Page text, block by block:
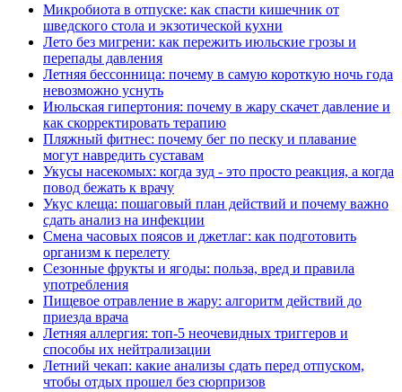
Микробиота в отпуске: как спасти кишечник от
шведского стола и экзотической кухни
Лето без мигрени: как пережить июльские грозы и
перепады давления
Летняя бессонница: почему в самую короткую ночь года
невозможно уснуть
Июльская гипертония: почему в жару скачет давление и
как скорректировать терапию
Пляжный фитнес: почему бег по песку и плавание
могут навредить суставам
Укусы насекомых: когда зуд - это просто реакция, а когда
повод бежать к врачу
Укус клеща: пошаговый план действий и почему важно
сдать анализ на инфекции
Смена часовых поясов и джетлаг: как подготовить
организм к перелету
Сезонные фрукты и ягоды: польза, вред и правила
употребления
Пищевое отравление в жару: алгоритм действий до
приезда врача
Летняя аллергия: топ-5 неочевидных триггеров и
способы их нейтрализации
Летний чекап: какие анализы сдать перед отпуском,
чтобы отдых прошел без сюрпризов